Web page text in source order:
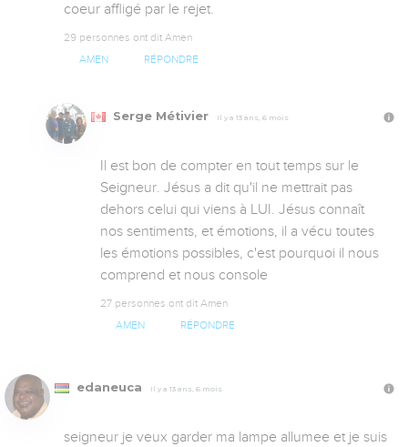
coeur affligé par le rejet.
29 personnes ont dit Amen
AMEN RÉPONDRE
Serge Métivier Il y a 13 ans, 6 mois
Il est bon de compter en tout temps sur le
Seigneur. Jésus a dit qu'il ne mettrait pas
dehors celui qui viens à LUI. Jésus connaît
nos sentiments, et émotions, il a vécu toutes
les émotions possibles, c'est pourquoi il nous
comprend et nous console
27 personnes ont dit Amen
AMEN RÉPONDRE
edaneuca Il y a 13 ans, 6 mois
seigneur je veux garder ma lampe allumee et je suis